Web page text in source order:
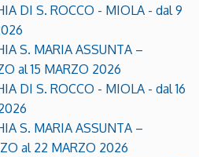
DI S. ROCCO - MIOLA - dal 9
S. MARIA ASSUNTA –
al 15 MARZO 2026
DI S. ROCCO - MIOLA - dal 16
S. MARIA ASSUNTA –
al 22 MARZO 2026